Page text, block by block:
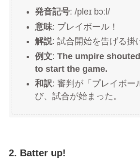
発音記号: /pleɪ bɔːl/
意味: プレイボール！
解説: 試合開始を告げる掛
例文: The umpire
to start the game.
和訳: 審判が「プレイボー
び、試合が始まった。
2. Batter up!